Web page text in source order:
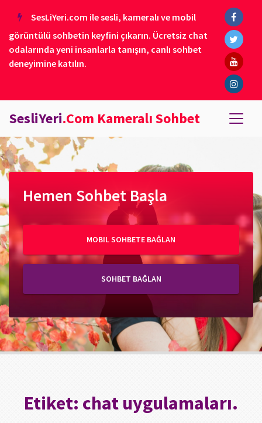
SesLiYeri.com ile sesli, kameralı ve mobil
görüntülü sohbetin keyfini çıkarın. Ücretsiz chat
odalarında yeni insanlarla tanışın, canlı sohbet
deneyimine katılın.
SesliYeri.Com Kameralı Sohbet
Hemen Sohbet Başla
MOBIL SOHBETE BAĞLAN
SOHBET BAĞLAN
Etiket: chat uygulamaları.